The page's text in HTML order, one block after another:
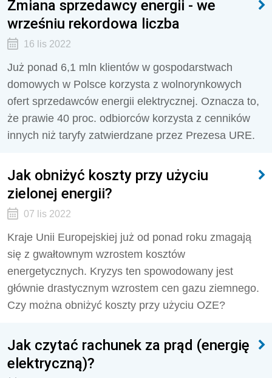
Zmiana sprzedawcy energii - we
wrześniu rekordowa liczba
16 lis 2022
Już ponad 6,1 mln klientów w gospodarstwach
domowych w Polsce korzysta z wolnorynkowych
ofert sprzedawców energii elektrycznej. Oznacza to,
że prawie 40 proc. odbiorców korzysta z cenników
innych niż taryfy zatwierdzane przez Prezesa URE.
Jak obniżyć koszty przy użyciu
zielonej energii?
07 lis 2022
Kraje Unii Europejskiej już od ponad roku zmagają
się z gwałtownym wzrostem kosztów
energetycznych. Kryzys ten spowodowany jest
głównie drastycznym wzrostem cen gazu ziemnego.
Czy można obniżyć koszty przy użyciu OZE?
Jak czytać rachunek za prąd (energię
elektryczną)?